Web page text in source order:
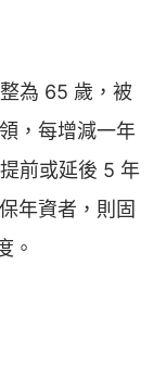
為 65 歲，被
，每增減一年
前或延後 5 年
年資者，則固
。